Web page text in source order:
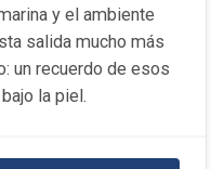
y el ambiente
salida mucho más
un recuerdo de esos
la piel.